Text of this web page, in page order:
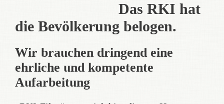
Das RKI hat
die Bevölkerung belogen.
Wir brauchen dringend eine
ehrliche und kompetente
Aufarbeitung